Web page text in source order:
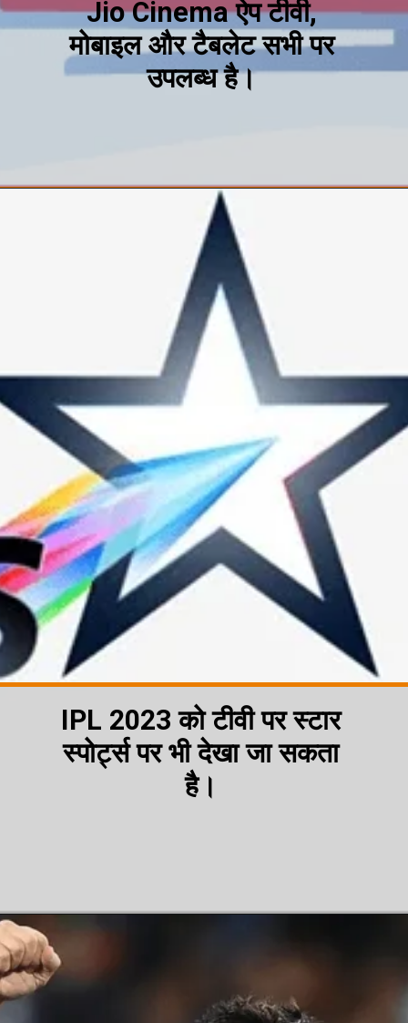
Jio Cinema ऐप टीवी,
मोबाइल और टैबलेट सभी पर
उपलब्ध है।
https://t.me/hindimeinjaankari22
IPL 2023 को टीवी पर स्टार
स्पोर्ट्स पर भी देखा जा सकता
है।